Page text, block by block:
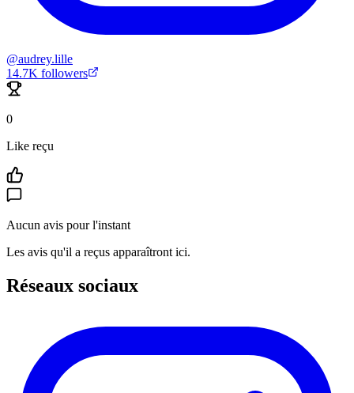
@audrey.lille
14.7K followers
0
Like reçu
Aucun avis pour l'instant
Les avis qu'il a reçus apparaîtront ici.
Réseaux sociaux